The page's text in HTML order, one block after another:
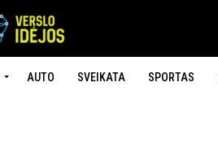
AUTO SVEIKATA SPORTAS